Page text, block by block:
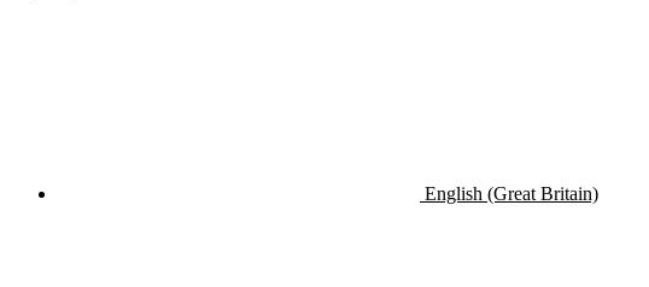
English (Great Britain)